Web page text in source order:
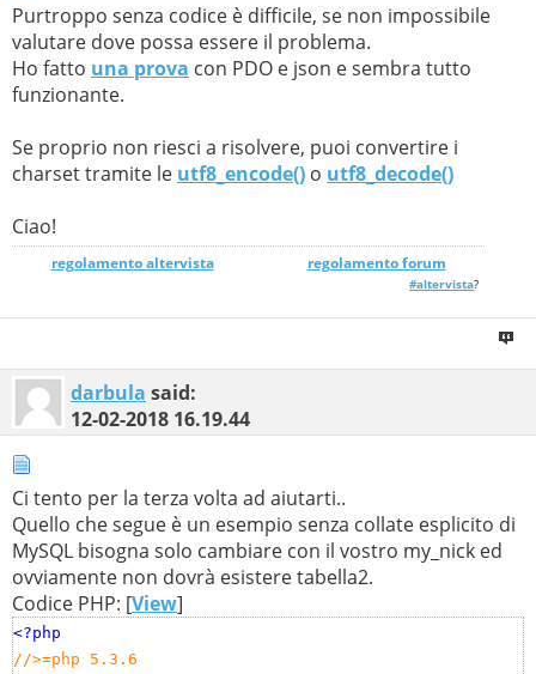
Purtroppo senza codice è difficile, se non impossibile
valutare dove possa essere il problema.
Ho fatto una prova con PDO e json e sembra tutto
funzionante.
Se proprio non riesci a risolvere, puoi convertire i
charset tramite le utf8_encode() o utf8_decode()
Ciao!
regolamento altervista_______________ regolamento forum
#altervista?
darbula said:
12-02-2018 16.19.44
Ci tento per la terza volta ad aiutarti..
Quello che segue è un esempio senza collate esplicito di
MySQL bisogna solo cambiare con il vostro my_nick ed
ovviamente non dovrà esistere tabella2.
Codice PHP: [View]
<?php
//>=php 5.3.6